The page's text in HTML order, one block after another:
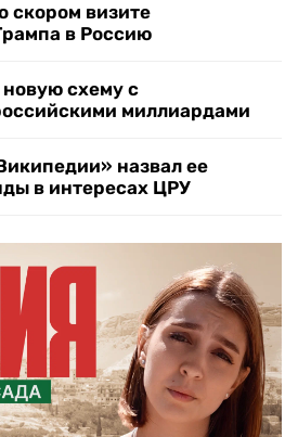
скором визите
в Россию
схему с
миллиардами
назвал ее
в интересах ЦРУ